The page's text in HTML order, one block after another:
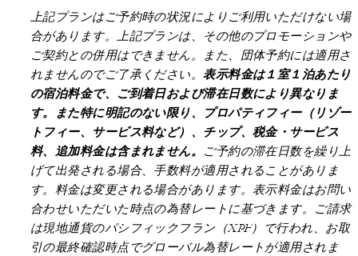
上記プランはご予約時の状況によりご利用いただけない場
合があります。上記プランは、その他のプロモーションや
ご契約との併用はできません。また、団体予約には適用さ
れませんのでご了承ください。表示料金は１室１泊あたり
の宿泊料金で、ご到着日および滞在日数により異なりま
す。また特に明記のない限り、プロパティフィー（リゾー
トフィー、サービス料など）、チップ、税金・サービス
料、追加料金は含まれません。 ご予約の滞在日数を繰り上
げて出発される場合、手数料が適用されることがありま
す。料金は変更される場合があります。表示料金はお問い
合わせいただいた時点の為替レートに基づきます。ご請求
は現地通貨のパシフィックフラン（XPF）で行われ、お取
引の最終確認時点でグローバル為替レートが適用されま